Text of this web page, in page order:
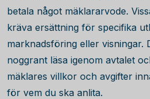
betala något mäklararvode.
kräva ersättning för specifika
marknadsföring eller visningar.
noggrant läsa igenom avtalet
mäklares villkor och avgifter
för vem du ska anlita.